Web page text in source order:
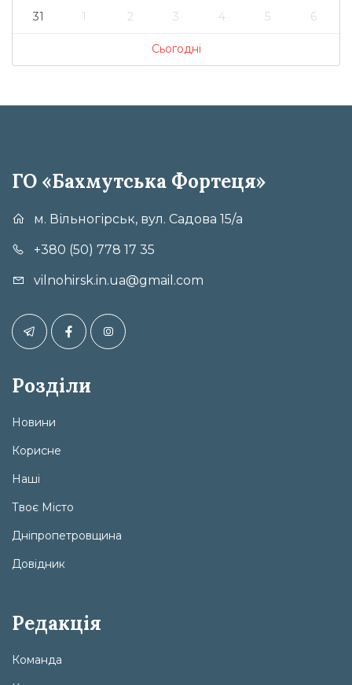
31
1 2 3 4 5 6
Сьогодні
ГО «Бахмутська Фортеця»
м. Вільногірськ, вул. Садова 15/а
+380 (50) 778 17 35
vilnohirsk.in.ua@gmail.com
Розділи
Новини
Корисне
Наші
Твоє Місто
Дніпропетровщина
Довідник
Редакція
Команда